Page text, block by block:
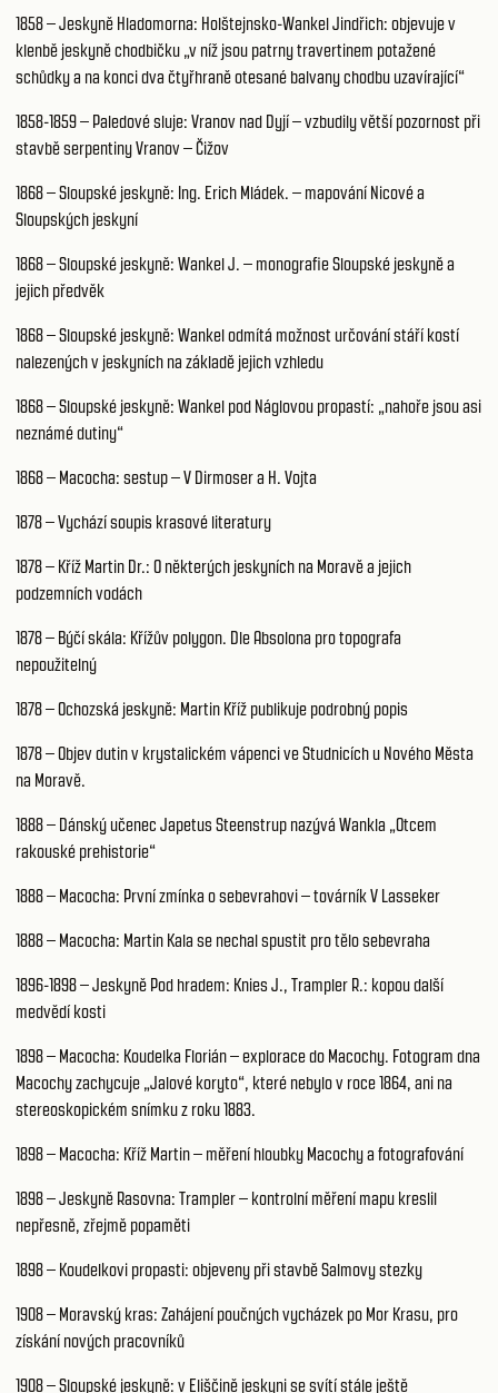
1858 – Jeskyně Hladomorna: Holštejnsko-Wankel Jindřich: objevuje v
klenbě jeskyně chodbičku „v níž jsou patrny travertinem potažené
schůdky a na konci dva čtyřhraně otesané balvany chodbu uzavírající“
1858-1859 – Paledové sluje: Vranov nad Dyjí – vzbudily větší pozornost při
stavbě serpentiny Vranov – Čižov
1868 – Sloupské jeskyně: Ing. Erich Mládek. – mapování Nicové a
Sloupských jeskyní
1868 – Sloupské jeskyně: Wankel J. – monografie Sloupské jeskyně a
jejich předvěk
1868 – Sloupské jeskyně: Wankel odmítá možnost určování stáří kostí
nalezených v jeskyních na základě jejich vzhledu
1868 – Sloupské jeskyně: Wankel pod Náglovou propastí: „nahoře jsou asi
neznámé dutiny“
1868 – Macocha: sestup – V Dirmoser a H. Vojta
1878 – Vychází soupis krasové literatury
1878 – Kříž Martin Dr.: O některých jeskyních na Moravě a jejich
podzemních vodách
1878 – Býčí skála: Křížův polygon. Dle Absolona pro topografa
nepoužitelný
1878 – Ochozská jeskyně: Martin Kříž publikuje podrobný popis
1878 – Objev dutin v krystalickém vápenci ve Studnicích u Nového Města
na Moravě.
1888 – Dánský učenec Japetus Steenstrup nazývá Wankla „Otcem
rakouské prehistorie“
1888 – Macocha: První zmínka o sebevrahovi – továrník V Lasseker
1888 – Macocha: Martin Kala se nechal spustit pro tělo sebevraha
1896-1898 – Jeskyně Pod hradem: Knies J., Trampler R.: kopou další
medvědí kosti
1898 – Macocha: Koudelka Florián – explorace do Macochy. Fotogram dna
Macochy zachycuje „Jalové koryto“, které nebylo v roce 1864, ani na
stereoskopickém snímku z roku 1883.
1898 – Macocha: Kříž Martin – měření hloubky Macochy a fotografování
1898 – Jeskyně Rasovna: Trampler – kontrolní měření mapu kreslil
nepřesně, zřejmě popaměti
1898 – Koudelkovi propasti: objeveny při stavbě Salmovy stezky
1908 – Moravský kras: Zahájení poučných vycházek po Mor Krasu, pro
získání nových pracovníků
1908 – Sloupské jeskyně: v Eliščině jeskyni se svítí stále ještě